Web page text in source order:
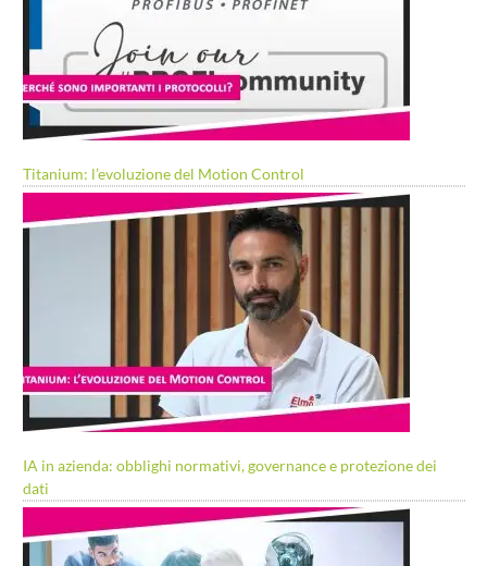
Titanium: l’evoluzione del Motion Control
IA in azienda: obblighi normativi, governance e protezione dei
dati